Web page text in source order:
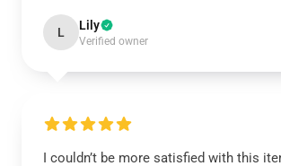
L Lily
Verified owner
I couldn’t be more satisfied with this